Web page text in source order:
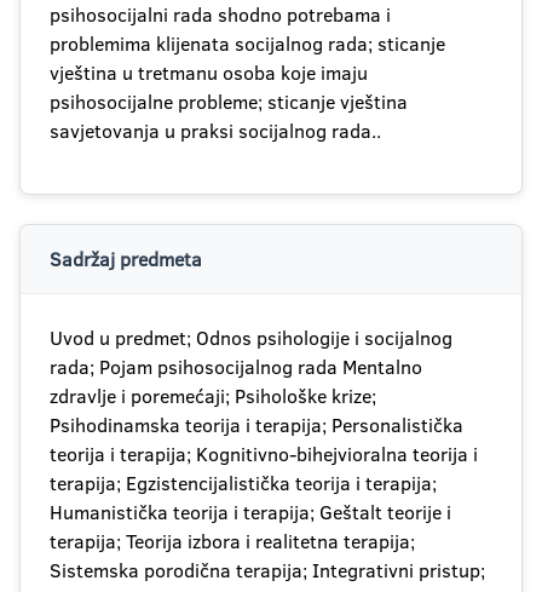
psihosocijalni rada shodno potrebama i
problemima klijenata socijalnog rada; sticanje
vještina u tretmanu osoba koje imaju
psihosocijalne probleme; sticanje vještina
savjetovanja u praksi socijalnog rada..
Sadržaj predmeta
Uvod u predmet; Odnos psihologije i socijalnog
rada; Pojam psihosocijalnog rada Mentalno
zdravlje i poremećaji; Psihološke krize;
Psihodinamska teorija i terapija; Personalistička
teorija i terapija; Kognitivno-bihejvioralna teorija i
terapija; Egzistencijalistička teorija i terapija;
Humanistička teorija i terapija; Geštalt teorije i
terapija; Teorija izbora i realitetna terapija;
Sistemska porodična terapija; Integrativni pristup;